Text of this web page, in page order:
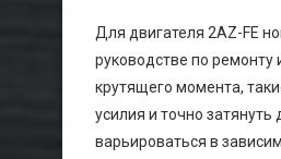
Для двигателя 2AZ-FE
руководстве по
крутящего момента,
усилия и точно
варьироваться в